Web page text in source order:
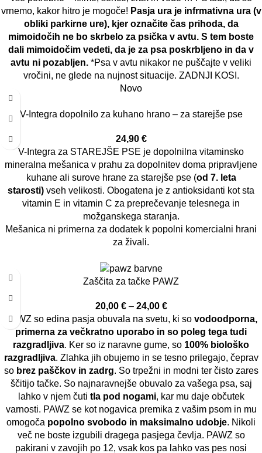
vrnemo, kakor hitro je mogoče! Pasja ura je infrmativna ura (v
obliki parkirne ure), kjer označite čas prihoda, da
mimoidočih ne bo skrbelo za psička v avtu. S tem boste
dali mimoidočim vedeti, da je za psa poskrbljeno in da v
avtu ni pozabljen. *Psa v avtu nikakor ne puščajte v veliki
vročini, ne glede na nujnost situacije. ZADNJI KOSI.
Novo
V-Integra dopolnilo za kuhano hrano – za starejše pse
24,90 €
V-Integra za STAREJŠE PSE je dopolnilna vitaminsko
mineralna mešanica v prahu za dopolnitev doma pripravljene
kuhane ali surove hrane za starejše pse (od 7. leta
starosti) vseh velikosti. Obogatena je z antioksidanti kot sta
vitamin E in vitamin C za preprečevanje telesnega in
možganskega staranja.
Mešanica ni primerna za dodatek k popolni komercialni hrani
za živali.
Zaščita za tačke PAWZ
20,00 € – 24,00 €
PAWZ so edina pasja obuvala na svetu, ki so vodoodporna,
primerna za večkratno uporabo in so poleg tega tudi
razgradljiva. Ker so iz naravne gume, so 100% biološko
razgradljiva. Zlahka jih obujemo in se tesno prilegajo, čeprav
so brez paščkov in zadrg. So trpežni in modni ter čisto zares
ščitijo tačke. So najnaravnejše obuvalo za vašega psa, saj
lahko v njem čuti tla pod nogami, kar mu daje občutek
varnosti. PAWZ se kot nogavica premika z vašim psom in mu
omogoča popolno svobodo in maksimalno udobje. Nikoli
več ne boste izgubili dragega pasjega čevlja. PAWZ so
pakirani v zavojih po 12, vsak kos pa lahko vas pes nosi